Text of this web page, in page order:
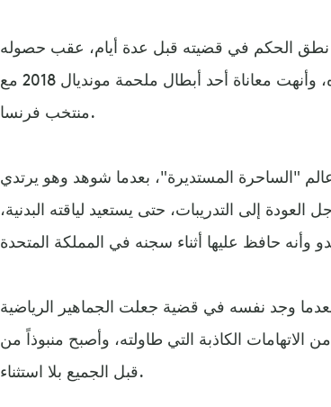
نطق الحكم في قضيته قبل عدة أيام، عقب حصوله
على البراءة من جميع التهم التي وجهت ضده، وأنهت معاناة أحد أبطال ملحمة مونديال 2018 مع
منتخب فرنسا.
"الساحرة المستديرة"، بعدما شوهد وهو يرتدي
إلى التدريبات، حتى يستعيد لياقته البدنية،
وجد نفسه في قضية جعلت الجماهير الرياضية
الاتهامات الكاذبة التي طاولته، وأصبح منبوذاً من
قبل الجميع بلا استثناء.